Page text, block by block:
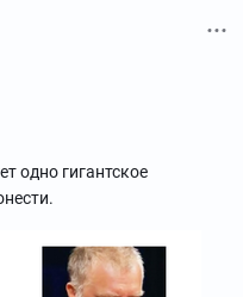
одно гигантское